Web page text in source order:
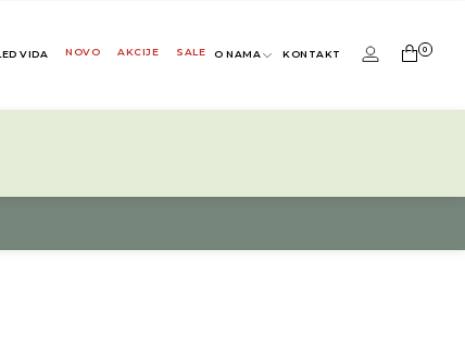
VIDA NOVO AKCIJE SALE O NAMA KONTAKT 0